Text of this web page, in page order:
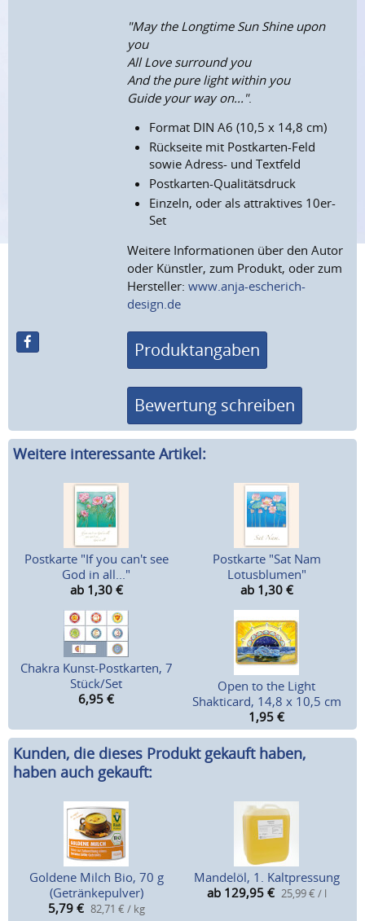
"May the Longtime Sun Shine upon
you
All Love surround you
And the pure light within you
Guide your way on...".
Format DIN A6 (10,5 x 14,8 cm)
Rückseite mit Postkarten-Feld
sowie Adress- und Textfeld
Postkarten-Qualitätsdruck
Einzeln, oder als attraktives 10er-
Set
Weitere Informationen über den Autor
oder Künstler, zum Produkt, oder zum
Hersteller:www.anja-escherich-
design.de
Produktangaben
Bewertung schreiben
Weitere interessante Artikel:
Postkarte "If you can't see
God in all..."
ab 1,30 €
Postkarte "Sat Nam
Lotusblumen"
ab 1,30 €
Chakra Kunst-Postkarten, 7
Stück/Set
6,95 €
Open to the Light
Shakticard, 14,8 x 10,5 cm
1,95 €
Kunden, die dieses Produkt gekauft haben,
haben auch gekauft:
Goldene Milch Bio, 70 g
(Getränkepulver)
5,79 € 82,71 € / kg
Mandelöl, 1. Kaltpressung
ab 129,95 € 25,99 € / l